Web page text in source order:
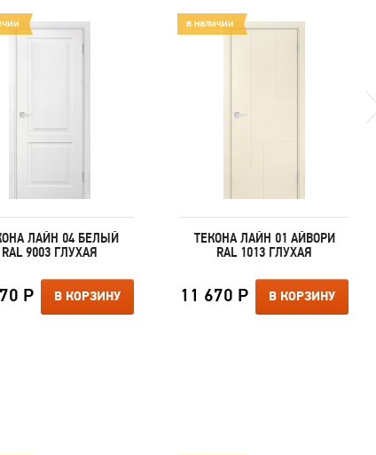
ЛАЙН 04 БЕЛЫЙ
RAL 9003 ГЛУХАЯ
Р В КОРЗИНУ
в наличии
ТЕКОНА ЛАЙН 01 АЙВОРИ
RAL 1013 ГЛУХАЯ
11 670 Р В КОРЗИНУ